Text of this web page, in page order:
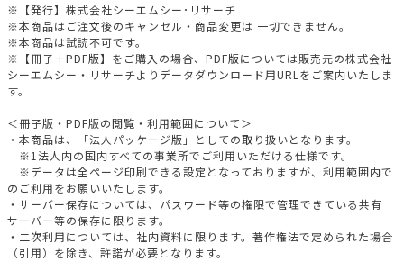
※【発行】株式会社シーエムシー･リサーチ
※本商品はご注文後のキャンセル・商品変更は 一切できません。
※本商品は試読不可です。
※【冊子＋PDF版】をご購入の場合、PDF版については販売元の株式会社
シーエムシー・リサーチよりデータダウンロード用URLをご案内いたしま
す。
＜冊子版・PDF版の閲覧・利用範囲について＞
・本商品は、「法人パッケージ版」としての取り扱いとなります。
※1法人内の国内すべての事業所でご利用いただける仕様です。
※データは全ページ印刷できる設定となっておりますが、利用範囲内で
のご利用をお願いいたします。
・サーバー保存については、パスワード等の権限で管理できている共有
サーバー等の保存に限ります。
・二次利用については、社内資料に限ります。著作権法で定められた場合
（引用）を除き、許諾が必要となります。